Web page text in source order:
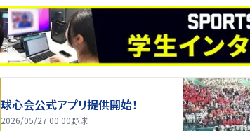
球心会公式アプリ提供開始！
2026/05/27 00:00野球